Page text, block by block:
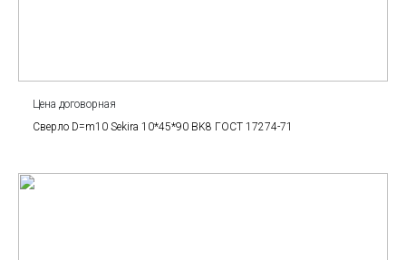
Цена договорная
Сверло D=m10 Sekira 10*45*90 BK8 ГОСТ 17274-71